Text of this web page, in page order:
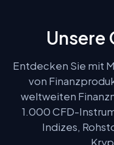
Unsere
Entdecken Sie mit
von
weltweiten
1.000 CFD-
Indizes,